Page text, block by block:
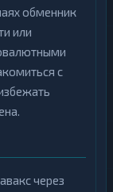
обменник
или
с
через